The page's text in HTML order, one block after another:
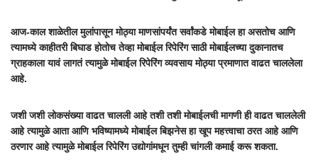
आज-काल शाळेतील मुलांपासून मोठ्या माणसांपर्यंत सर्वांकडे मोबाईल हा असतोच आणि
त्यामध्ये काहीतरी बिघाड होतोच तेव्हा मोबाईल रिपेरिंग साठी मोबाईलच्या दुकानातच
ग्राहकाला यावं लागतं त्यामुळे मोबाईल रिपेरिंग व्यवसाय मोठ्या प्रमाणात वाढत चाललेला
आहे.
जशी जशी लोकसंख्या वाढत चालली आहे तशी तशी मोबाईलची मागणी ही वाढत चाललेली
आहे त्यामुळे आता आणि भविष्यामध्ये मोबाईल बिझनेस हा खूप महत्त्वाचा ठरत आहे आणि
ठरणार आहे त्यामुळे मोबाईल रिपेरिंग उद्योगांमधून तुम्ही चांगली कमाई करू शकता.